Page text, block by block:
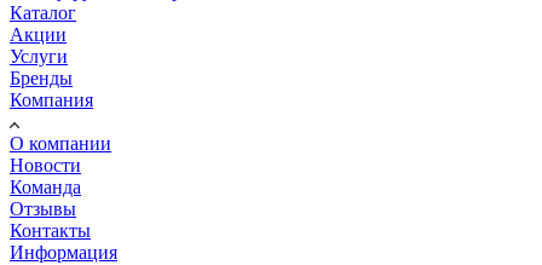
Каталог
Акции
Услуги
Бренды
Компания
О компании
Новости
Команда
Отзывы
Контакты
Информация